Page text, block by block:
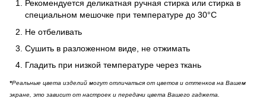
Рекомендуется деликатная ручная стирка или стирка в
специальном мешочке при температуре до 30°C
Не отбеливать
Сушить в разложенном виде, не отжимать
Гладить при низкой температуре через ткань
*Реальные цвета изделий могут отличаться от цветов и оттенков на Вашем
экране, это зависит от настроек и передачи цвета Вашего гаджета.